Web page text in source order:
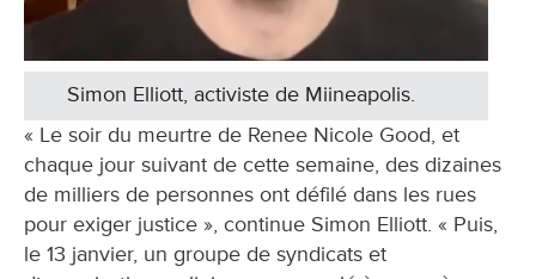
Simon Elliott, activiste de Miineapolis.
« Le soir du meurtre de Renee Nicole Good, et
chaque jour suivant de cette semaine, des dizaines
de milliers de personnes ont défilé dans les rues
pour exiger justice », continue Simon Elliott. « Puis,
le 13 janvier, un groupe de syndicats et